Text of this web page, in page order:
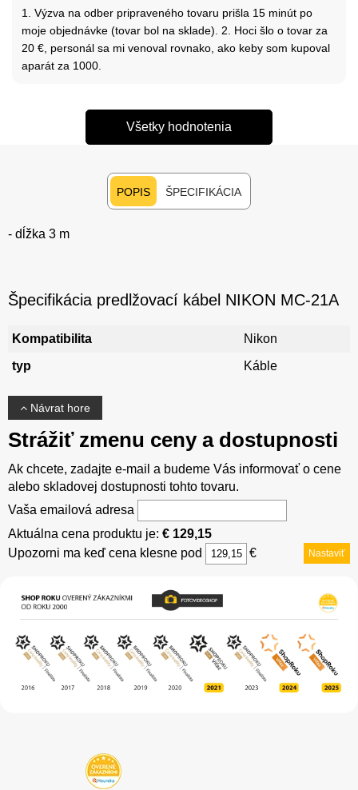
1. Výzva na odber pripraveného tovaru prišla 15 minút po
moje objednávke (tovar bol na sklade). 2. Hoci šlo o tovar za
20 €, personál sa mi venoval rovnako, ako keby som kupoval
aparát za 1000.
Všetky hodnotenia
POPIS ŠPECIFIKÁCIA
- dĺžka 3 m
Špecifikácia predlžovací kábel NIKON MC-21A
Kompatibilita
Nikon
typ
Káble
Návrat hore
Strážiť zmenu ceny a dostupnosti
Ak chcete, zadajte e-mail a budeme Vás informovať o cene
alebo skladovej dostupnosti tohto tovaru.
Vaša emailová adresa
Aktuálna cena produktu je: € 129,15
Upozorni ma keď cena klesne pod
€ Nastaviť